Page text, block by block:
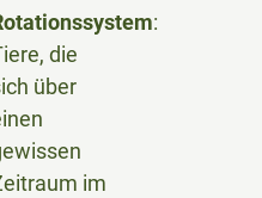
:
die
über
im